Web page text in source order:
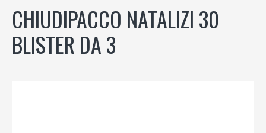
CHIUDIPACCO NATALIZI 30
BLISTER DA 3